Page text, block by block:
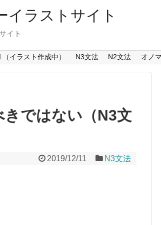
イラストサイト
イト
イラスト作成中） N3文法 N2文法 オノ
ではない（N3文
2019/12/11 N3文法